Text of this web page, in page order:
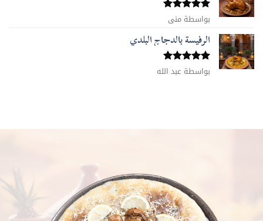
تم التقييم
5من 5
بواسطة منى
الرفيسة بالدجاج البلدي
تم التقييم
5من 5
بواسطة عبد الله